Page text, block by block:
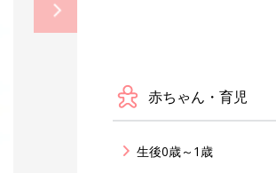
赤ちゃん・育児
生後0歳～1歳